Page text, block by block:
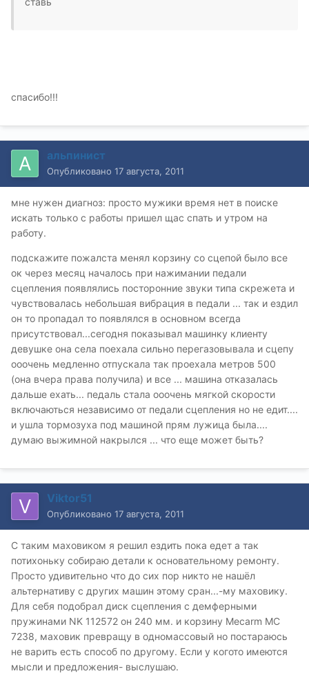
спасибо!!!
альпинист
Опубликовано 17 августа, 2011
мне нужен диагноз: просто мужики время нет в поиске
искать только с работы пришел щас спать и утром на
работу.
подскажите пожалста менял корзину со сцепой было все
ок через месяц началось при нажимании педали
сцепления появлялись посторонние звуки типа скрежета и
чувствовалась небольшая вибрация в педали ... так и ездил
он то пропадал то появлялся в основном всегда
присутствовал...сегодня показывал машинку клиенту
девушке она села поехала сильно перегазовывала и сцепу
ооочень медленно отпускала так проехала метров 500
(она вчера права получила) и все ... машина отказалась
дальше ехать... педаль стала ооочень мягкой скорости
включаються независимо от педали сцепления но не едит....
и ушла тормозуха под машиной прям лужица была....
думаю выжимной накрылся ... что еще может быть?
Viktor51
Опубликовано 17 августа, 2011
С таким маховиком я решил ездить пока едет а так
потихоньку собираю детали к основательному ремонту.
Просто удивительно что до сих пор никто не нашёл
альтернативу с других машин этому сран...-му маховику.
Для себя подобрал диск сцепления с демферными
пружинами NK 112572 он 240 мм. и корзину Mecarm MC
7238, маховик превращу в одномассовый но постараюсь
не варить есть способ по другому. Если у когото имеются
мысли и предложения- выслушаю.